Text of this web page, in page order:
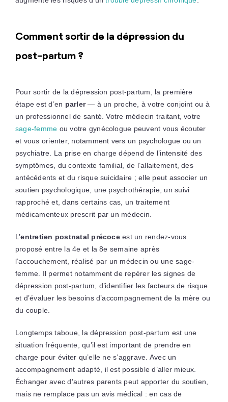
Comment sortir de la dépression du
post-partum ?
Pour sortir de la dépression post-partum, la première
étape est d’en parler— à un proche, à votre conjoint ou à
un professionnel de santé. Votre médecin traitant, votre
sage-femme ou votre gynécologue peuvent vous écouter
et vous orienter, notamment vers un psychologue ou un
psychiatre. La prise en charge dépend de l’intensité des
symptômes, du contexte familial, de l’allaitement, des
antécédents et du risque suicidaire ; elle peut associer un
soutien psychologique, une psychothérapie, un suivi
rapproché et, dans certains cas, un traitement
médicamenteux prescrit par un médecin.
L’entretien postnatal précoceest un rendez-vous
proposé entre la 4e et la 8e semaine après
l’accouchement, réalisé par un médecin ou une sage-
femme. Il permet notamment de repérer les signes de
dépression post-partum, d’identifier les facteurs de risque
et d’évaluer les besoins d’accompagnement de la mère ou
du couple.
Longtemps taboue, la dépression post-partum est une
situation fréquente, qu’il est important de prendre en
charge pour éviter qu’elle ne s’aggrave. Avec un
accompagnement adapté, il est possible d’aller mieux.
Échanger avec d’autres parents peut apporter du soutien,
mais ne remplace pas un avis médical : en cas de